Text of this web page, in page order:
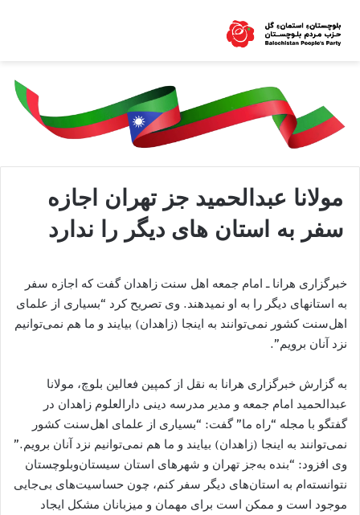
مولانا عبدالحمید جز تهران اجازه
سفر به استان های دیگر را ندارد
خبرگزاری هرانا ـ امام جمعه اهل سنت زاهدان گفت که اجازه سفر
به استانهای دیگر را به او نمیدهند. وی تصریح کرد “بسیاری از علمای
اهل‌سنت کشور نمی‌توانند به اینجا (زاهدان) بیایند و ما هم نمی‌توانیم
نزد آنان برویم”.
به گزارش خبرگزاری هرانا به نقل از کمپین فعالین بلوچ، مولانا
عبدالحمید امام جمعه و مدیر مدرسه دینی دارالعلوم زاهدان در
گفتگو با مجله “راه ما” گفت: “بسیاری از علمای اهل‌سنت کشور
نمی‌توانند به اینجا (زاهدان) بیایند و ما هم نمی‌توانیم نزد آنان برویم.”
وی افزود: “بنده به‌جز تهران و شهرهای استان سیستان‌وبلوچستان
نتوانسته‌ام به استان‌های دیگر سفر کنم، چون حساسیت‌های بی‌جایی
موجود است و ممکن است برای مهمان و میزبانان مشکل ایجاد